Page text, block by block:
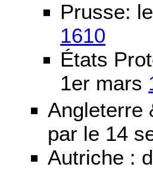
Prusse:
1610
États
1er mars
Angleterre
par le 14
Autriche :